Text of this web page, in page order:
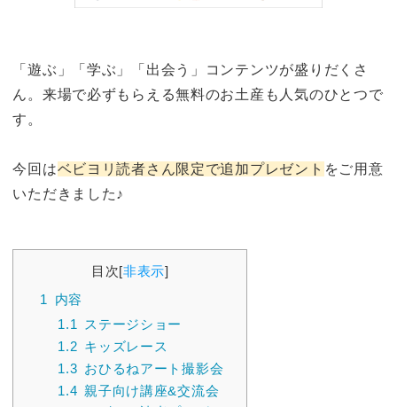
「遊ぶ」「学ぶ」「出会う」コンテンツが盛りだくさ
ん。来場で必ずもらえる無料のお土産も人気のひとつで
す。
今回はベビヨリ読者さん限定で追加プレゼント をご用意
いただきました♪
目次[非表示]
1
内容
1.1
ステージショー
1.2 キッズレース
1.3 おひるねアート撮影会
1.4 親子向け講座&交流会